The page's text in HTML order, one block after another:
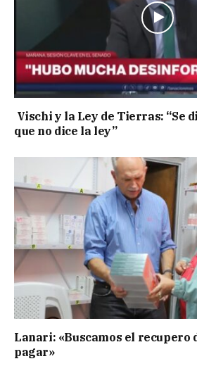
Vischi y la Ley de Tierras: “Se
que no dice la ley”
Lanari: «Buscamos el recupero
pagar»